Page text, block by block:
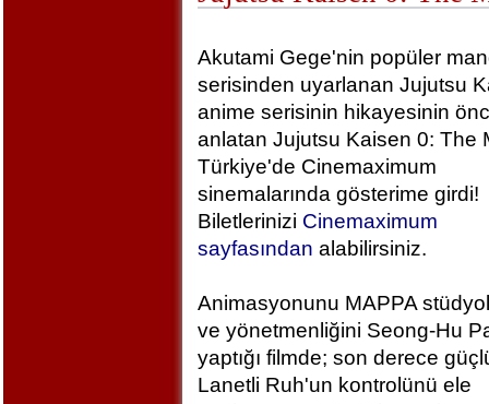
Akutami Gege'nin popüler
serisinden uyarlanan Jujutsu
anime serisinin hikayesinin
anlatan Jujutsu Kaisen 0: The
Türkiye'de Cinemaximum
sinemalarında gösterime girdi!
Biletlerinizi Cinemaximum
sayfasından alabilirsiniz.
Animasyonunu MAPPA
ve yönetmenliğini Seong-Hu
yaptığı filmde; son derece
Lanetli Ruh'un kontrolünü ele